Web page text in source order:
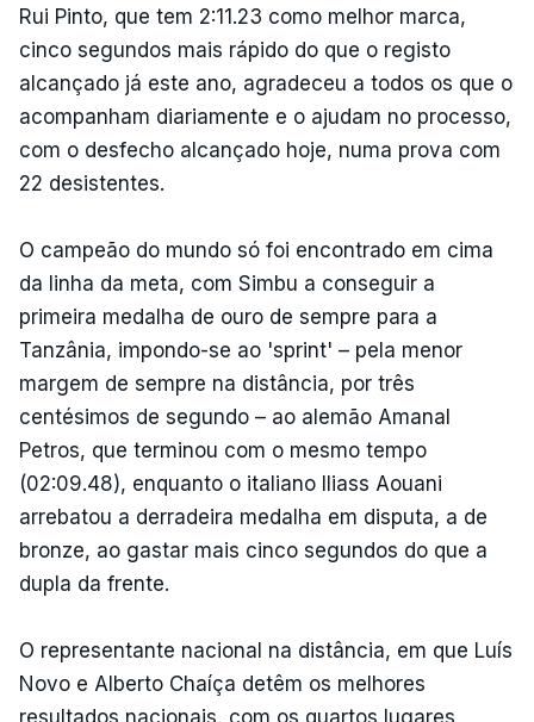
Rui Pinto, que tem 2:11.23 como melhor marca,
cinco segundos mais rápido do que o registo
alcançado já este ano, agradeceu a todos os que o
acompanham diariamente e o ajudam no processo,
com o desfecho alcançado hoje, numa prova com
22 desistentes.
O campeão do mundo só foi encontrado em cima
da linha da meta, com Simbu a conseguir a
primeira medalha de ouro de sempre para a
Tanzânia, impondo-se ao 'sprint' – pela menor
margem de sempre na distância, por três
centésimos de segundo – ao alemão Amanal
Petros, que terminou com o mesmo tempo
(02:09.48), enquanto o italiano Iliass Aouani
arrebatou a derradeira medalha em disputa, a de
bronze, ao gastar mais cinco segundos do que a
dupla da frente.
O representante nacional na distância, em que Luís
Novo e Alberto Chaíça detêm os melhores
resultados nacionais, com os quartos lugares